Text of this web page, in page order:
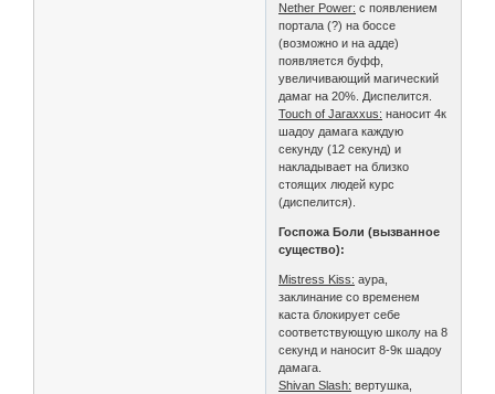
Nether Power: с появлением
портала (?) на боссе
(возможно и на адде)
появляется буфф,
увеличивающий магический
дамаг на 20%. Диспелится.
Touch of Jaraxxus: наносит 4к
шадоу дамага каждую
секунду (12 секунд) и
накладывает на близко
стоящих людей курс
(диспелится).
Госпожа Боли (вызванное
существо):
Mistress Kiss: аура,
заклинание со временем
каста блокирует себе
соответствующую школу на 8
секунд и наносит 8-9к шадоу
дамага.
Shivan Slash: вертушка,